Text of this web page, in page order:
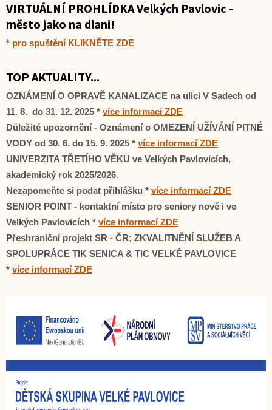
VIRTUÁLNÍ PROHLÍDKA Velkých Pavlovic -
město jako na dlani!
* pro spuštění KLIKNĚTE ZDE
TOP AKTUALITY...
OZNÁMENÍ O OPRAVĚ KANALIZACE na ulici V Sadech od
11. 8. do 31. 12. 2025 * více informací ZDE
Důležité upozornění - Oznámení o OMEZENÍ UŽÍVÁNÍ PITNÉ
VODY od 30. 6. do 15. 9. 2025 * více informací ZDE
UNIVERZITA TŘETÍHO VĚKU ve Velkých Pavlovicích,
akademický rok 2025/2026.
Nezapomeňte si podat přihlášku * více informací ZDE
SENIOR POINT - kontaktní místo pro seniory nově i ve
Velkých Pavlovicích * více informací ZDE
Přeshraniční projekt SR - ČR; ZKVALITNĚNÍ SLUŽEB A
SPOLUPRÁCE TIK SENICA & TIC VELKÉ PAVLOVICE
* více informací ZDE